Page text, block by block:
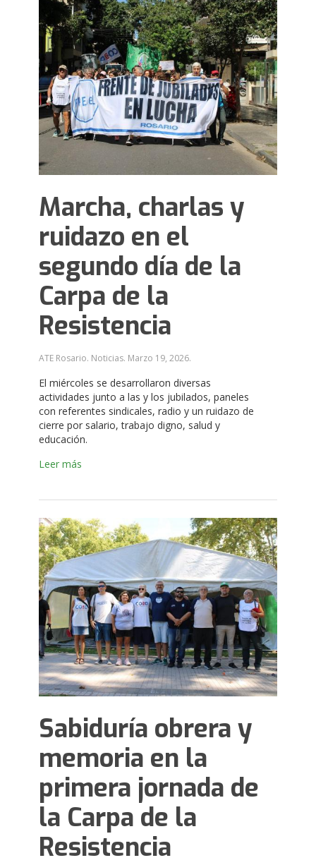
Marcha, charlas y
ruidazo en el
segundo día de la
Carpa de la
Resistencia
ATE Rosario. Noticias. Marzo 19, 2026.
El miércoles se desarrollaron diversas
actividades junto a las y los jubilados, paneles
con referentes sindicales, radio y un ruidazo de
cierre por salario, trabajo digno, salud y
educación.
Leer más
Sabiduría obrera y
memoria en la
primera jornada de
la Carpa de la
Resistencia